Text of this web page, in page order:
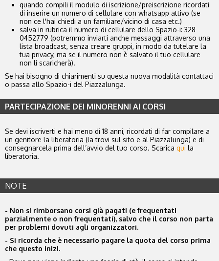
quando compili il modulo di iscrizione/preiscrizione ricordati
di inserire un numero di cellulare con whatsapp attivo (se
non ce l'hai chiedi a un familiare/vicino di casa etc.)
salva in rubrica il numero di cellulare dello Spazio-i: 328
0452779 (potremmo inviarti anche messaggi attraverso una
lista broadcast, senza creare gruppi, in modo da tutelare la
tua privacy, ma se il numero non è salvato il tuo cellulare
non li scaricherà).
Se hai bisogno di chiarimenti su questa nuova modalità contattaci
o passa allo Spazio-i del Piazzalunga.
PARTECIPAZIONE DEI MINORENNI AI CORSI
Se devi iscriverti e hai meno di 18 anni, ricordati di far compilare a
un genitore la liberatoria (la trovi sul sito e al Piazzalunga) e di
consegnarcela prima dell’avvio del tuo corso. Scarica qui la
liberatoria.
NOTE
- Non si rimborsano corsi già pagati (e frequentati
parzialmente o non frequentati), salvo che il corso non parta
per problemi dovuti agli organizzatori.
- Si ricorda che è necessario pagare la quota del corso prima
che questo inizi.